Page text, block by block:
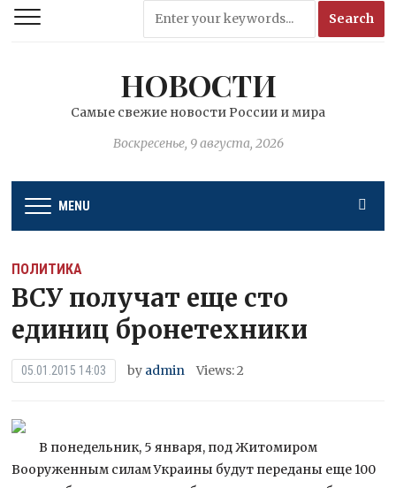
НОВОСТИ
Самые свежие новости России и мира
Воскресенье, 9 августа, 2026
MENU
ПОЛИТИКА
ВСУ получат еще сто
единиц бронетехники
05.01.2015 14:03 by admin Views: 2
В понедельник, 5 января, под Житомиром
Вооруженным силам Украины будут переданы еще 100